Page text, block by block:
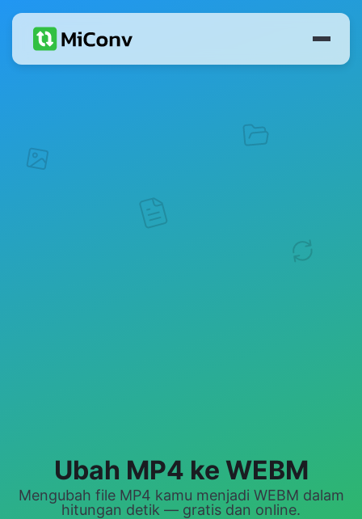
Ubah MP4 ke WEBM
Mengubah file MP4 kamu menjadi WEBM dalam
hitungan detik — gratis dan online.